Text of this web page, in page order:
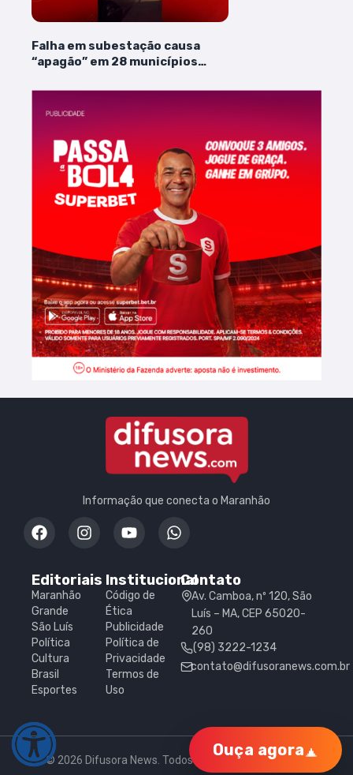
Falha em subestação causa
“apagão” em 28 municípios
Informação que conecta o Maranhão
Editoriais
Maranhão
Grande
São Luís
Política
Cultura
Brasil
Esportes
Institucional
Código de
Ética
Publicidade
Política de
Privacidade
Termos de
Uso
Contato
Av. Camboa, nº 120, São
Luís – MA, CEP 65020-
260
(98) 3222-1234
contato@difusoranews.com.br
© 2026 Difusora News. Todos os direitos reservados.
Ouça agora